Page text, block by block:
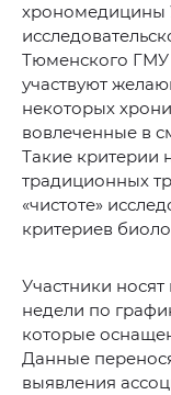
хрономедицины
Тюменского ГМУ
участвуют
некоторых
вовлеченные в
Такие критерии
традиционных
«чистоте»
критериев
Участники
недели по
которые
Данные
выявления